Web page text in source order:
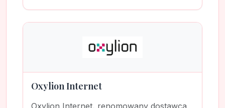
Oxylion Internet
Oxylion Internet, renomowany dostawca